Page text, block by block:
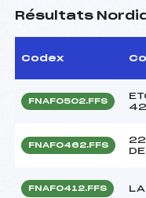
Résultats
Codex
FNAF0502.FFS
FNAF0462.FFS
FNAF0412.FFS LA